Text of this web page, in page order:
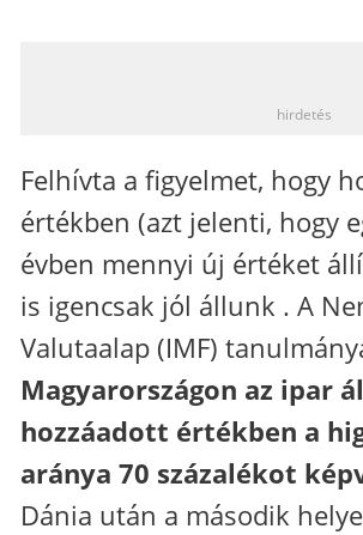
hirdetés
Felhívta a figyelmet, hogy
értékben (azt jelenti, hogy
évben mennyi új értéket
is igencsak jól állunk . A
Valutaalap (IMF)
Magyarországon az ipar
hozzáadott értékben a
aránya 70 százalékot
Dánia után a második